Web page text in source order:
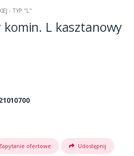
- TYP "L"
komin. L kasztanowy
ofertowe Udostępnij